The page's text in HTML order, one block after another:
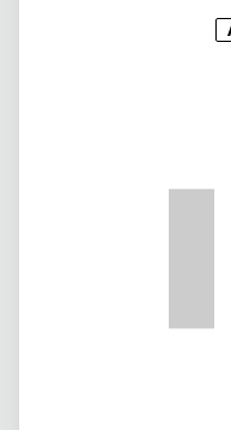
vielseitiges